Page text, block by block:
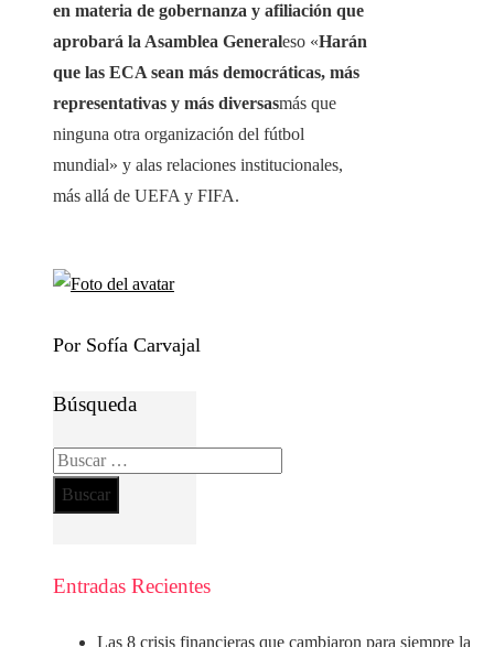
en materia de gobernanza y afiliación que
aprobará la Asamblea Generaleso «Harán
que las ECA sean más democráticas, más
representativas y más diversasmás que
ninguna otra organización del fútbol
mundial» y alas relaciones institucionales,
más allá de UEFA y FIFA.
Por Sofía Carvajal
Búsqueda
Buscar:
Entradas Recientes
Las 8 crisis financieras que cambiaron para siempre la